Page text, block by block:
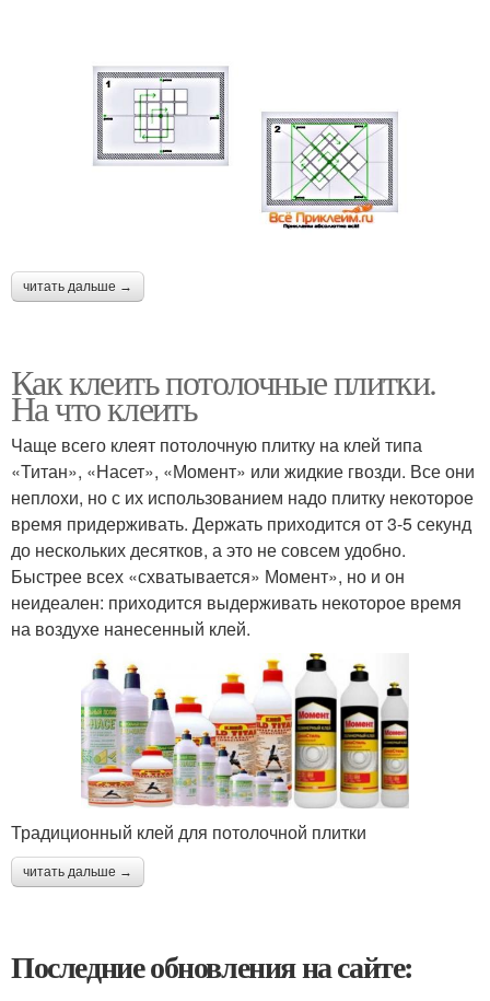
читать дальше →
Как клеить потолочные плитки.
На что клеить
Чаще всего клеят потолочную плитку на клей типа
«Титан», «Насет», «Момент» или жидкие гвозди. Все они
неплохи, но с их использованием надо плитку некоторое
время придерживать. Держать приходится от 3-5 секунд
до нескольких десятков, а это не совсем удобно.
Быстрее всех «схватывается» Момент», но и он
неидеален: приходится выдерживать некоторое время
на воздухе нанесенный клей.
Традиционный клей для потолочной плитки
читать дальше →
Последние обновления на сайте: